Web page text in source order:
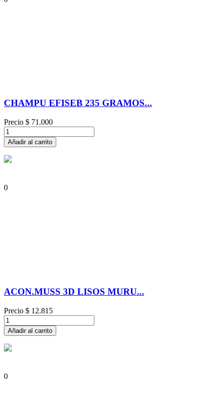
CHAMPU EFISEB 235 GRAMOS...
Precio $ 71.000
Añadir al carrito
0
ACON.MUSS 3D LISOS MURU...
Precio $ 12.815
Añadir al carrito
0